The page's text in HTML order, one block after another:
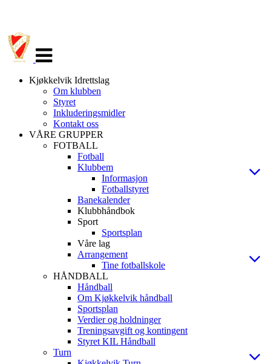
navigasjon
Kjøkkelvik Idrettslag
Om klubben
Styret
Inkluderingsmidler
Kontakt oss
VÅRE GRUPPER
FOTBALL
Fotball
Klubbem
Informasjon
Fotballstyret
Banekalender
Klubbhåndbok
Sport
Sportsplan
Våre lag
Arrangement
Tine fotballskole
HÅNDBALL
Håndball
Om Kjøkkelvik håndball
Sportsplan
Verdier og holdninger
Treningsavgift og kontingent
Styret KIL Håndball
Turn